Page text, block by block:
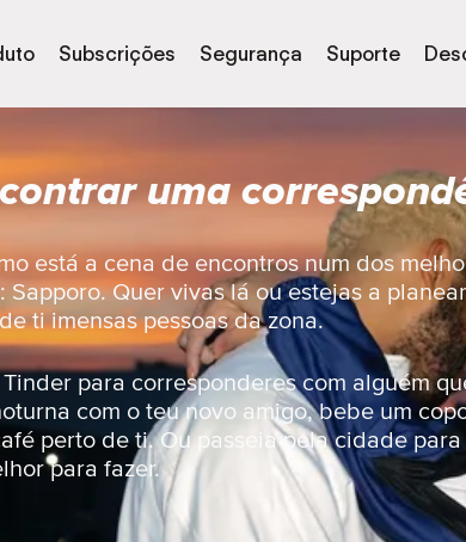
Subscrições Segurança Suporte
uma
está a cena de encontros num dos
Sapporo. Quer vivas lá ou estejas a
ti imensas pessoas da zona.
Tinder para corresponderes com alguém
com o teu novo amigo, bebe um
perto de ti. Ou passeia pela cidade
para fazer.